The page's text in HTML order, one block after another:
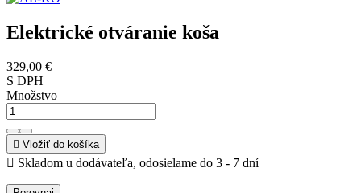
Elektrické otváranie koša
329,00 €
S DPH
Množstvo
 Vložiť do košíka
 Skladom u dodávateľa, odosielame do 3 - 7 dní